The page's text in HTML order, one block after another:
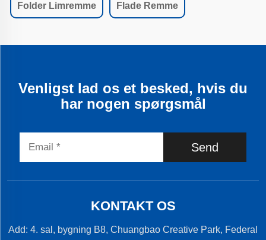
Folder Limremme Flade Remme
Venligst lad os et besked, hvis du
har nogen spørgsmål
Send
KONTAKT OS
Add: 4. sal, bygning B8, Chuangbao Creative Park, Federal